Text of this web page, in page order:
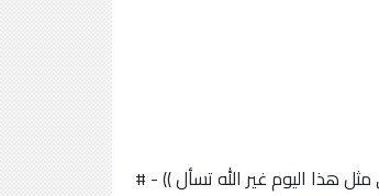
هذا اليوم غير الله تسأل )) - #